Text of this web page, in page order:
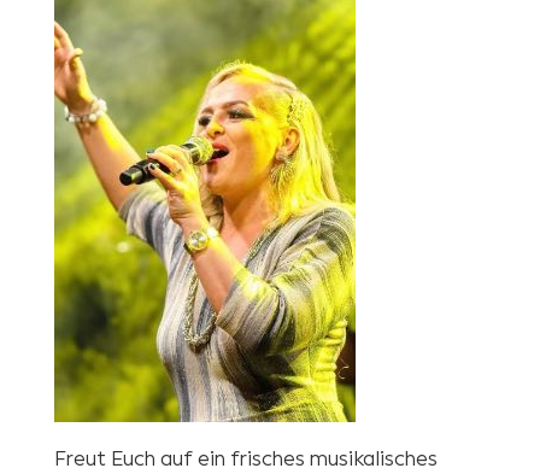
Freut Euch auf ein frisches musikalisches